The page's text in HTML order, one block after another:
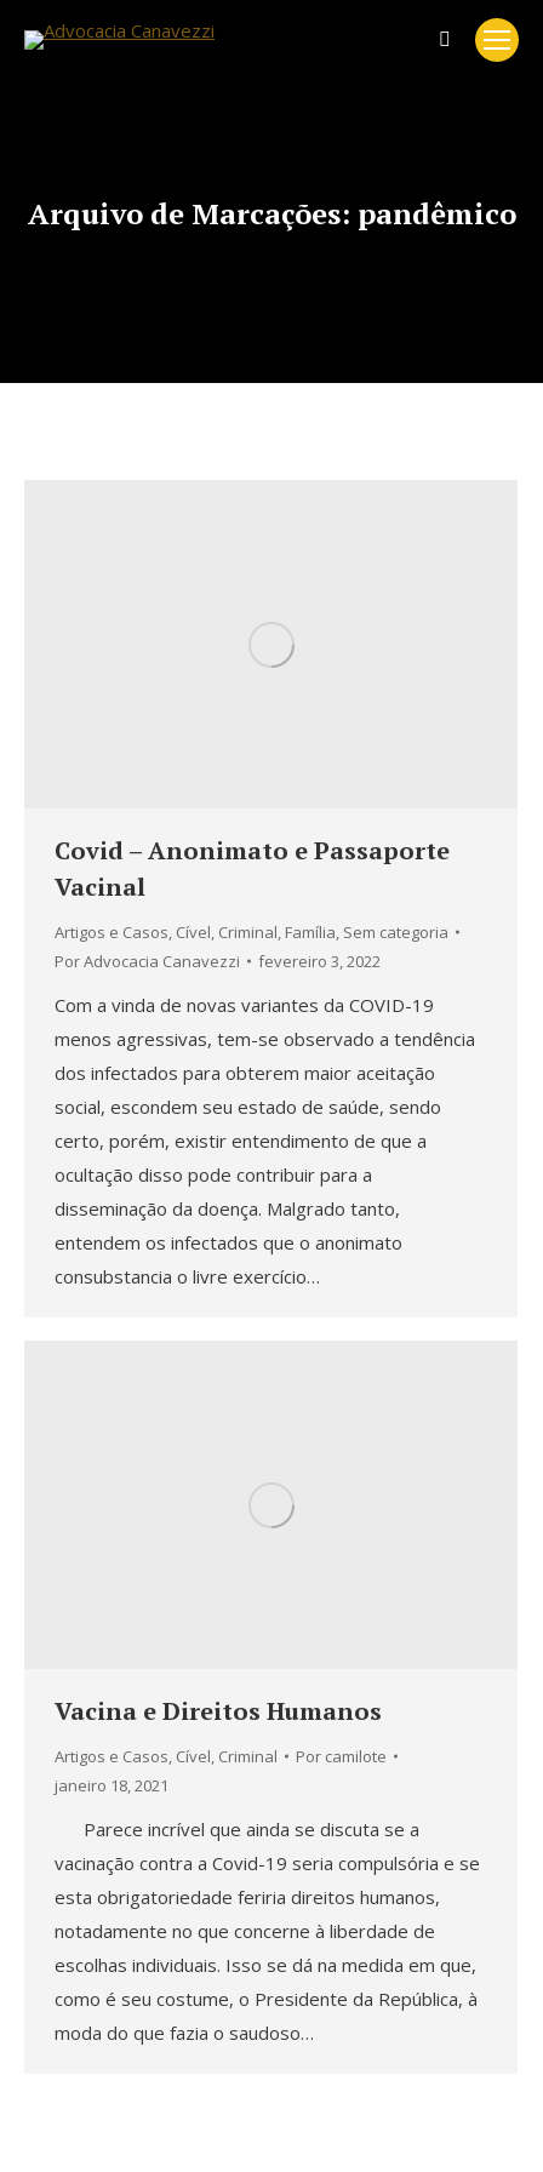
Search:
Arquivo de Marcações: pandêmico
Covid – Anonimato e Passaporte
Vacinal
Artigos e Casos, Cível, Criminal, Família, Sem categoria
PorAdvocacia Canavezzi fevereiro 3, 2022
Com a vinda de novas variantes da COVID-19
menos agressivas, tem-se observado a tendência
dos infectados para obterem maior aceitação
social, escondem seu estado de saúde, sendo
certo, porém, existir entendimento de que a
ocultação disso pode contribuir para a
disseminação da doença. Malgrado tanto,
entendem os infectados que o anonimato
consubstancia o livre exercício…
Vacina e Direitos Humanos
Artigos e Casos, Cível, Criminal Por camilote
janeiro 18, 2021
Parece incrível que ainda se discuta se a
vacinação contra a Covid-19 seria compulsória e se
esta obrigatoriedade feriria direitos humanos,
notadamente no que concerne à liberdade de
escolhas individuais. Isso se dá na medida em que,
como é seu costume, o Presidente da República, à
moda do que fazia o saudoso…